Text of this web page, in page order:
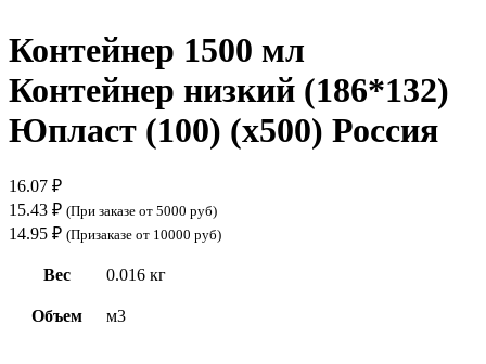
Контейнер 1500 мл
Контейнер низкий (186*132)
Юпласт (100) (х500) Россия
16.07 ₽
15.43 ₽ (При заказе от 5000 руб)
14.95 ₽ (Призаказе от 10000 руб)
Вес 0.016 кг
Объем м3